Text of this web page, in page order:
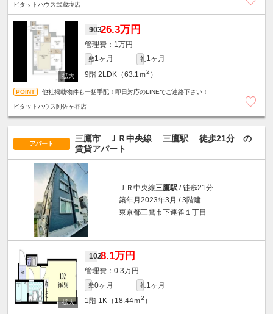
ピタットハウス武蔵境店
90326.3万円
1万円
敷1ヶ月 礼1ヶ月
9階 2LDK（63.1ｍ2 ）
他社掲載物件も一括手配！即日対応のLINEでご連絡下さい！
ピタットハウス阿佐ヶ谷店
アパート
三鷹市 ＪＲ中央線 三鷹駅 徒歩21分 の
賃貸アパート
ＪＲ中央線三鷹駅 / 徒歩21分
築年月2023年3月 / 3階建
東京都三鷹市下連雀１丁目
1028.1万円
0.3万円
敷0ヶ月 礼1ヶ月
1階 1K（18.44ｍ2 ）